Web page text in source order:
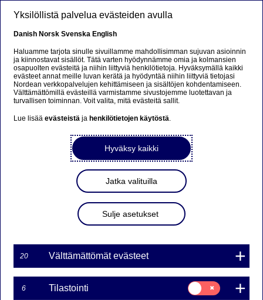
Beklager...
Denne siden findes ikke på norsk
Bli værende på denne siden|Fortsett til en lignende
side på norsk
Nordea asettaa tavoitteeksi
nollapäästöt vuoteen 2050
mennessä
Lehdistötiedote | 04-02-2021 07:45
Yksilöllistä palvelua evästeiden avulla
Danish Norsk Svenska English
Haluamme tarjota sinulle sivuillamme mahdollisimman sujuvan asioinnin
ja kiinnostavat sisällöt. Tätä varten hyödynnämme omia ja kolmansien
osapuolten evästeitä ja niihin liittyviä henkilötietoja. Hyväksymällä kaikki
evästeet annat meille luvan kerätä ja hyödyntää niihin liittyviä tietojasi
Nordean verkkopalvelujen kehittämiseen ja sisältöjen kohdentamiseen.
Välttämättömillä evästeillä varmistamme sivustojemme luotettavan ja
turvallisen toiminnan. Voit valita, mitä evästeitä sallit.
Lue lisääevästeistä ja henkilötietojen käytöstä.
Hyväksy kaikki
Jatka valituilla
Sulje asetukset
20 Välttämättömät evästeet
6 Tilastointi
Suostumusvalinta:
Tilastointi